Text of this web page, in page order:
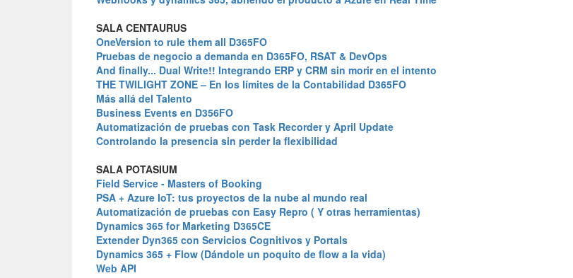
SALA CENTAURUS
OneVersion to rule them all D365FO
Pruebas de negocio a demanda en D365FO, RSAT & DevOps
And finally... Dual Write!! Integrando ERP y CRM sin morir en el intento
THE TWILIGHT ZONE – En los límites de la Contabilidad D365FO
Más allá del Talento
Business Events en D356FO
Automatización de pruebas con Task Recorder y April Update
Controlando la presencia sin perder la flexibilidad
SALA POTASIUM
Field Service - Masters of Booking
PSA + Azure IoT: tus proyectos de la nube al mundo real
Automatización de pruebas con Easy Repro ( Y otras herramientas)
Dynamics 365 for Marketing D365CE
Extender Dyn365 con Servicios Cognitivos y Portals
Dynamics 365 + Flow (Dándole un poquito de flow a la vida)
Web API